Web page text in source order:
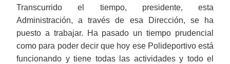
Transcurrido el tiempo, presidente, esta
Administración, a través de esa Dirección, se ha
puesto a trabajar. Ha pasado un tiempo prudencial
como para poder decir que hoy ese Polideportivo está
funcionando y tiene todas las actividades y todo el